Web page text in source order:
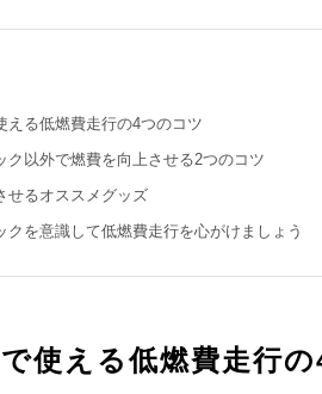
える低燃費走行の4つのコツ
ク以外で燃費を向上させる2つのコツ
せるオススメグッズ
クを意識して低燃費走行を心がけましょう
使える低燃費走行